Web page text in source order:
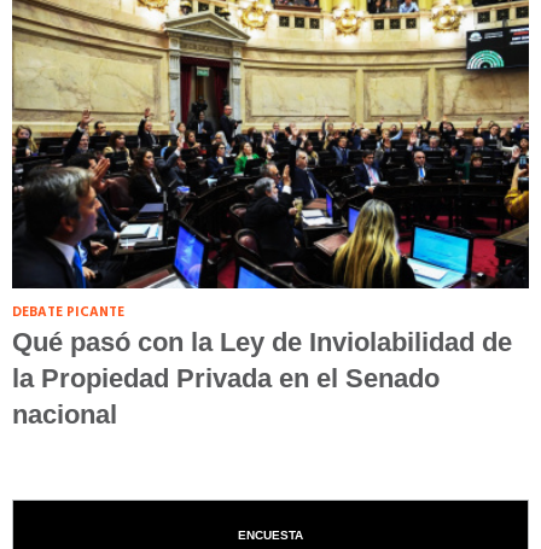
DEBATE PICANTE
Qué pasó con la Ley de Inviolabilidad de
la Propiedad Privada en el Senado
nacional
ENCUESTA